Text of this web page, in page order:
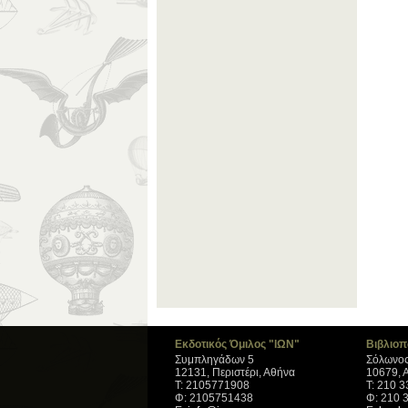
Εκδοτικός Όμιλος "ΙΩΝ"
Συμπληγάδων 5
12131, Περιστέρι, Αθήνα
Τ: 2105771908
Φ: 2105751438
10679,
Τ: 210
Φ: 210